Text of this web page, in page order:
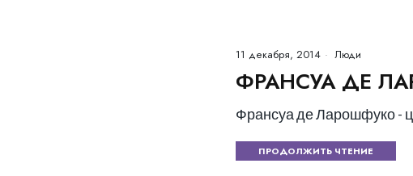
11 декабря, 2014 Люди
ФРАНСУА ДЕ
Франсуа де Ларошфуко -
ПРОДОЛЖИТЬ ЧТЕНИЕ